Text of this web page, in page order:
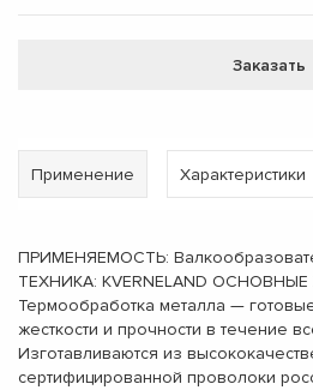
Заказать
Применение Характеристики
ПРИМЕНЯЕМОСТЬ:
ТЕХНИКА: KVERNELAND
Термообработка металла —
жесткости и прочности в течение
Изготавливаются из
сертифицированной проволоки